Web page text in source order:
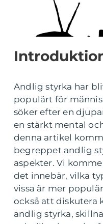
Andlig styrka har
populärt för
söker efter en
en stärkt mental
denna artikel
begreppet andlig
aspekter. Vi
det innebär, vilka
vissa är mer
också att diskutera
andlig styrka,